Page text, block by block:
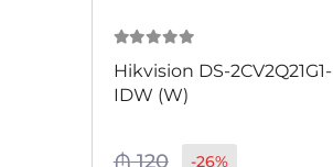
Hikvision DS-2CV2Q21G1-
IDW (W)
₼120 -26%